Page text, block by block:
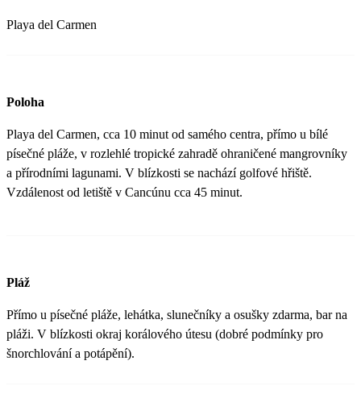
Playa del Carmen
Poloha
Playa del Carmen, cca 10 minut od samého centra, přímo u bílé
písečné pláže, v rozlehlé tropické zahradě ohraničené mangrovníky
a přírodními lagunami. V blízkosti se nachází golfové hřiště.
Vzdálenost od letiště v Cancúnu cca 45 minut.
Pláž
Přímo u písečné pláže, lehátka, slunečníky a osušky zdarma, bar na
pláži. V blízkosti okraj korálového útesu (dobré podmínky pro
šnorchlování a potápění).